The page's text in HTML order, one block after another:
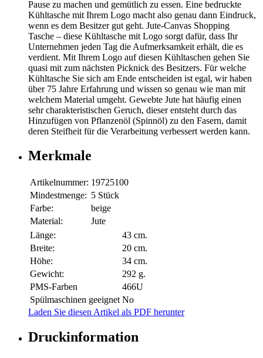
Pause zu machen und gemütlich zu essen. Eine bedruckte
Kühltasche mit Ihrem Logo macht also genau dann Eindruck,
wenn es dem Besitzer gut geht. Jute-Canvas Shopping
Tasche – diese Kühltasche mit Logo sorgt dafür, dass Ihr
Unternehmen jeden Tag die Aufmerksamkeit erhält, die es
verdient. Mit Ihrem Logo auf diesen Kühltaschen gehen Sie
quasi mit zum nächsten Picknick des Besitzers. Für welche
Kühltasche Sie sich am Ende entscheiden ist egal, wir haben
über 75 Jahre Erfahrung und wissen so genau wie man mit
welchem Material umgeht. Gewebte Jute hat häufig einen
sehr charakteristischen Geruch, dieser entsteht durch das
Hinzufügen von Pflanzenöl (Spinnöl) zu den Fasern, damit
deren Steifheit für die Verarbeitung verbessert werden kann.
Merkmale
Artikelnummer: 19725100
Mindestmenge: 5 Stück
Farbe:
beige
Material:
Jute
Länge:
43 cm.
Breite:
20 cm.
Höhe:
34 cm.
Gewicht:
292 g.
PMS-Farben
466U
Spülmaschinen geeignet No
Laden Sie diesen Artikel als PDF herunter
Druckinformation